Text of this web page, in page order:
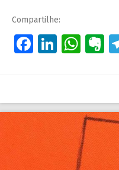
Compartilhe:
Facebook